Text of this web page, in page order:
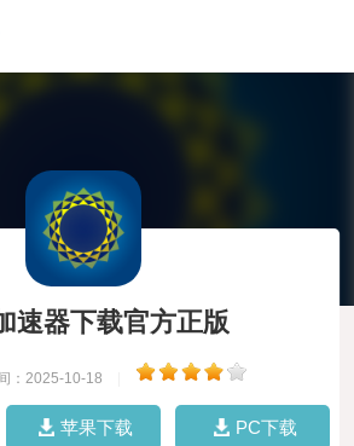
速器下载官方正版
：2025-10-18
苹果下载 PC下载